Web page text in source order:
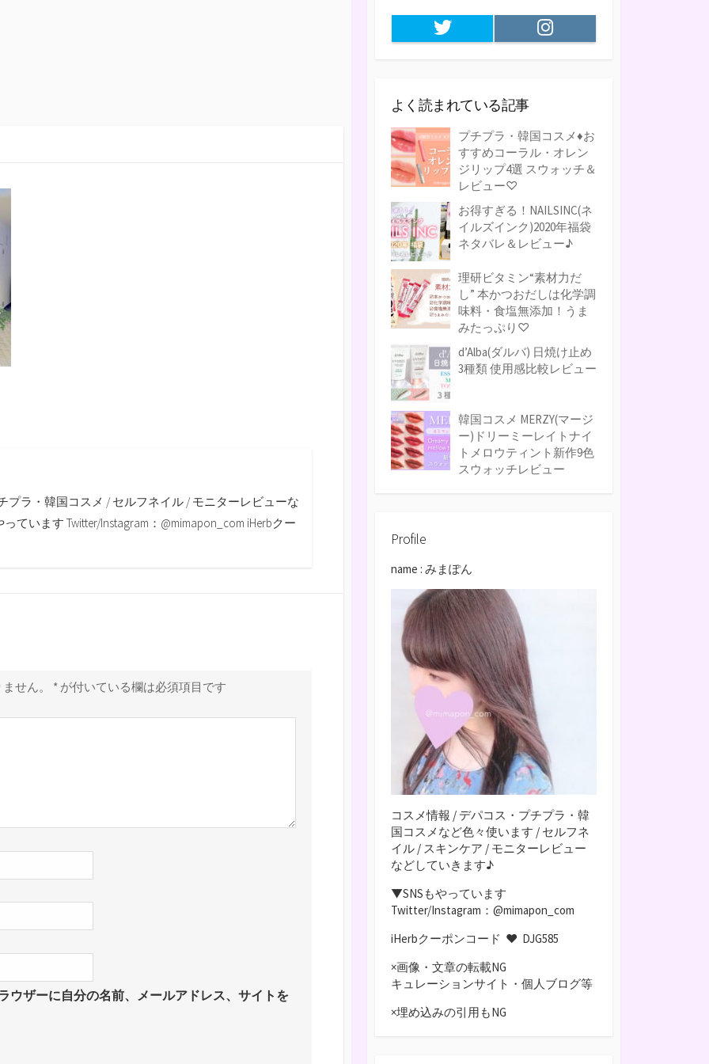
プラ・韓国コスメ / セルフネイル / モニターレビューな
ています Twitter/Instagram：@mimapon_com iHerbクー
せん。 * が付いている欄は必須項目です
ウザーに自分の名前、メールアドレス、サイトを
Twitter Instagram
よく読まれている記事
プチプラ・韓国コスメ♦お
すすめコーラル・オレン
ジリップ4選 スウォッチ＆
レビュー♡
お得すぎる！NAILSINC(ネ
イルズインク)2020年福袋
ネタバレ＆レビュー♪
理研ビタミン“素材力だ
し” 本かつおだしは化学調
味料・食塩無添加！うま
みたっぷり♡
d’Alba(ダルバ) 日焼け止め
3種類 使用感比較レビュー
韓国コスメ MERZY(マージ
ー)ドリーミーレイトナイ
トメロウティント新作9色
スウォッチレビュー
Profile
name : みまぽん
コスメ情報 / デパコス・プチプラ・韓
国コスメなど色々使います / セルフネ
イル / スキンケア / モニターレビュー
などしていきます♪
▼SNSもやっています
Twitter/Instagram：@mimapon_com
iHerbクーポンコード ♥ DJG585
×画像・文章の転載NG
キュレーションサイト・個人ブログ等
×埋め込みの引用もNG